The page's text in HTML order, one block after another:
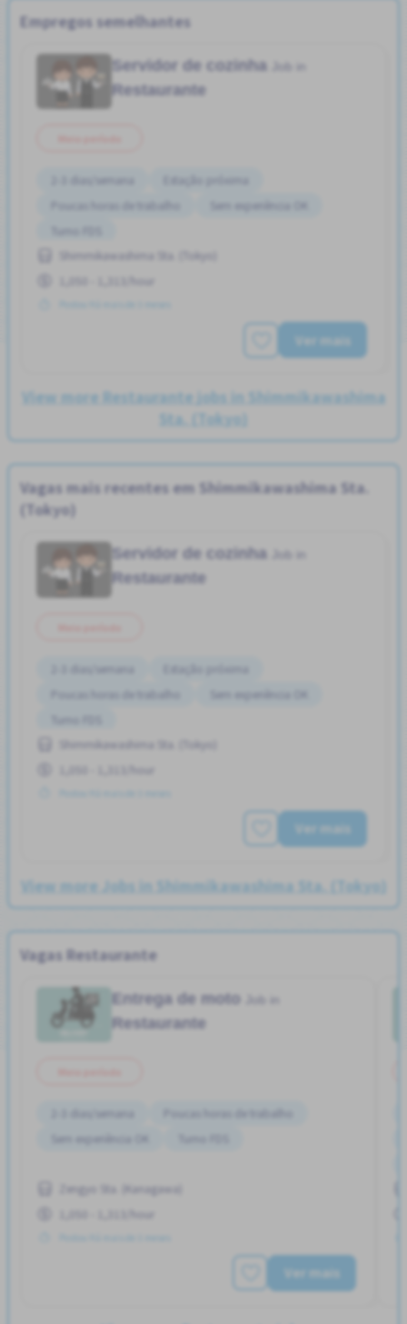
Empregos semelhantes
Servidor de cozinha
Restaurante
2-3 dias/semana
Poucas horas de trabalho
Sem experiência OK
Shimmikawashima Sta. (Tokyo)
1,050 - 1,313/hour
Ver mais
View more Restaurante jobs in Shimmikawashima
Sta. (Tokyo)
Vagas mais recentes em Shimmikawashima Sta.
(Tokyo)
Servidor de cozinha
Restaurante
2-3 dias/semana
Poucas horas de trabalho
Sem experiência OK
Shimmikawashima Sta. (Tokyo)
1,050 - 1,313/hour
Ver mais
View more Jobs in Shimmikawashima Sta. (Tokyo)
Vagas Restaurante
Entrega de moto
Restaurante
2-3 dias/semana
Poucas horas de trabalho
Sem experiência OK
Zengyo Sta. (Kanagawa)
1,050 - 1,313/hour
Ver mais